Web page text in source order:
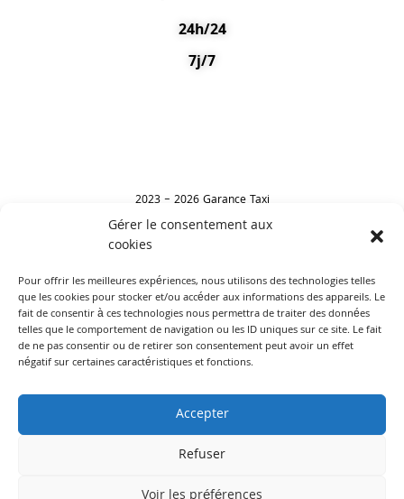
Gérer le consentement aux
cookies
Pour offrir les meilleures expériences, nous utilisons des technologies telles
que les cookies pour stocker et/ou accéder aux informations des appareils. Le
fait de consentir à ces technologies nous permettra de traiter des données
telles que le comportement de navigation ou les ID uniques sur ce site. Le fait
de ne pas consentir ou de retirer son consentement peut avoir un effet
négatif sur certaines caractéristiques et fonctions.
Accepter
Refuser
24h/24
7j/7
2023 – 2026 Garance Taxi
C.G.V
English Français(French